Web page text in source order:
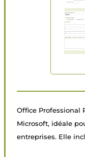
Office Professional
Microsoft, idéale
entreprises. Elle